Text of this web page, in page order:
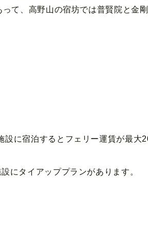
て、高野山の宿坊では普賢院と金
設に宿泊するとフェリー運賃が最大
にタイアッププランがあります。